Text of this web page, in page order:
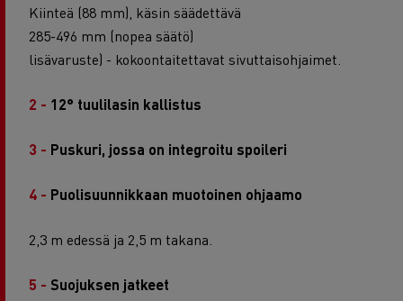
Kiinteä (88 mm), käsin säädettävä
285-496 mm (nopea säätö)
lisävaruste) - kokoontaitettavat sivuttaisohjaimet.
2 - 12° tuulilasin kallistus
3 - Puskuri, jossa on integroitu spoileri
4 - Puolisuunnikkaan muotoinen ohjaamo
2,3 m edessä ja 2,5 m takana.
5 - Suojuksen jatkeet